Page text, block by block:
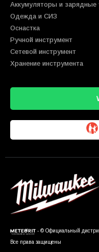
Аккумуляторы и зарядные
Одежда и СИЗ
Оснастка
Ручной инструмент
Сетевой инструмент
Хранение инструмента
- © Официальный
Все права защищены